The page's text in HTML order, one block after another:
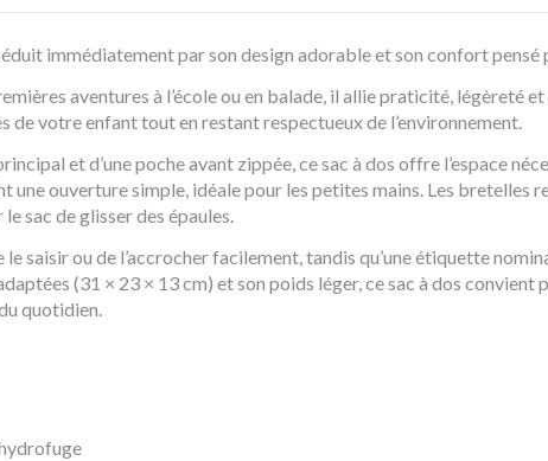
immédiatement par son design adorable et son confort
aventures à l’école ou en balade, il allie praticité, légèreté
votre enfant tout en restant respectueux de l’environnement.
et d’une poche avant zippée, ce sac à dos offre l’espace
une ouverture simple, idéale pour les petites mains. Les bretelles
sac de glisser des épaules.
saisir ou de l’accrocher facilement, tandis qu’une étiquette
(31 × 23 × 13 cm) et son poids léger, ce sac à dos
quotidien.